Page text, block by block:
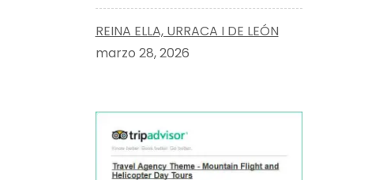
REINA ELLA, URRACA I DE LEÓN
marzo 28, 2026